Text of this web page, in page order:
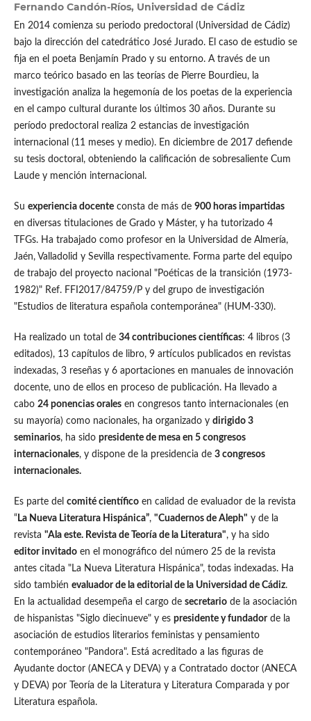
Fernando Candón-Ríos, Universidad de Cádiz
En 2014 comienza su periodo predoctoral (Universidad de Cádiz)
bajo la dirección del catedrático José Jurado. El caso de estudio se
fija en el poeta Benjamín Prado y su entorno. A través de un
marco teórico basado en las teorías de Pierre Bourdieu, la
investigación analiza la hegemonía de los poetas de la experiencia
en el campo cultural durante los últimos 30 años. Durante su
período predoctoral realiza 2 estancias de investigación
internacional (11 meses y medio). En diciembre de 2017 defiende
su tesis doctoral, obteniendo la calificación de sobresaliente Cum
Laude y mención internacional.
Su experiencia docenteconsta de más de 900 horas impartidas
en diversas titulaciones de Grado y Máster, y ha tutorizado 4
TFGs. Ha trabajado como profesor en la Universidad de Almería,
Jaén, Valladolid y Sevilla respectivamente. Forma parte del equipo
de trabajo del proyecto nacional "Poéticas de la transición (1973-
1982)" Ref. FFI2017/84759/P y del grupo de investigación
"Estudios de literatura española contemporánea" (HUM-330).
Ha realizado un total de 34 contribuciones científicas: 4 libros (3
editados), 13 capítulos de libro, 9 artículos publicados en revistas
indexadas, 3 reseñas y 6 aportaciones en manuales de innovación
docente, uno de ellos en proceso de publicación. Ha llevado a
cabo 24 ponencias oralesen congresos tanto internacionales (en
su mayoría) como nacionales, ha organizado y dirigido 3
seminarios, ha sido presidente de mesa en 5 congresos
internacionales, y dispone de la presidencia de 3 congresos
internacionales.
Es parte del comité científicoen calidad de evaluador de la revista
“ La Nueva Literatura Hispánica”, "Cuadernos de Aleph" y de la
revista "Ala este. Revista de Teoría de la Literatura", y ha sido
editor invitadoen el monográfico del número 25 de la revista
antes citada "La Nueva Literatura Hispánica", todas indexadas. Ha
sido también evaluador de la editorial de la Universidad de Cádiz.
En la actualidad desempeña el cargo de secretariode la asociación
de hispanistas "Siglo diecinueve" y es presidente y fundadorde la
asociación de estudios literarios feministas y pensamiento
contemporáneo "Pandora". Está acreditado a las figuras de
Ayudante doctor (ANECA y DEVA) y a Contratado doctor (ANECA
y DEVA) por Teoría de la Literatura y Literatura Comparada y por
Literatura española.